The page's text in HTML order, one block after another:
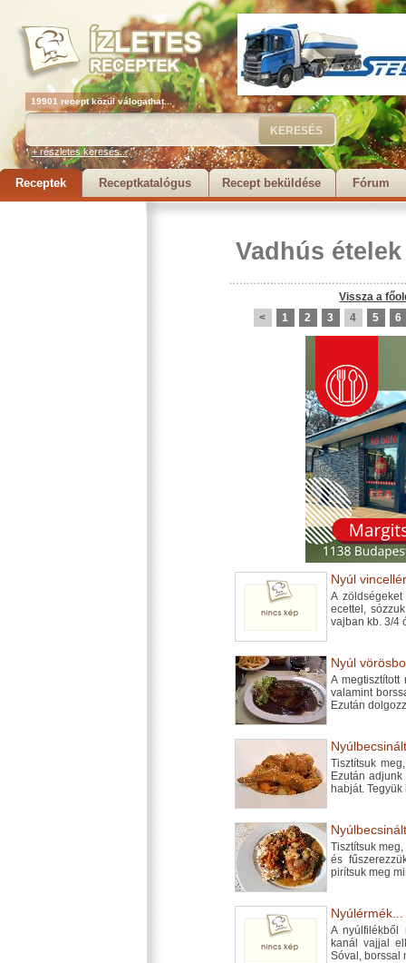
19901 recept közül válogathat...
+ részletes keresés...
Receptek Receptkatalógus Recept beküldése Fórum
Vadhús ételek
Vissza a
<
1 2 3 4 5 6
Nyúl
A
ecettel,
vajban kb. 3/4
Nyúl
A
valamint
Ezután
Tisztítsuk
Ezután
habját.
Tisztítsuk
és
pirítsuk meg
Nyúlérmék...
A nyúlfilékből
kanál vajjal
Sóval, borssal